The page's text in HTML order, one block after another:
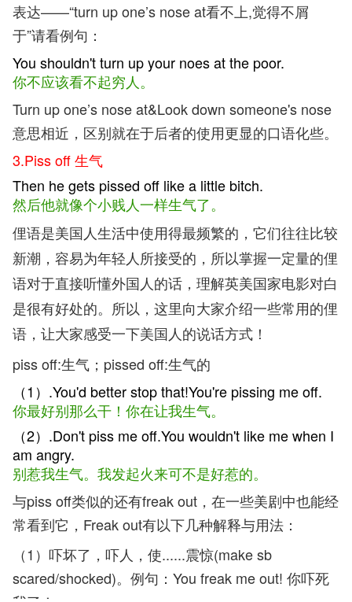
表达——“turn up one’s nose at看不上,觉得不屑
于”请看例句：
You shouldn't turn up your noes at the poor.
你不应该看不起穷人。
Turn up one’s nose at&Look down someone's nose
意思相近，区别就在于后者的使用更显的口语化些。
3.Piss off 生气
Then he gets pissed off like a little bitch.
然后他就像个小贱人一样生气了。
俚语是美国人生活中使用得最频繁的，它们往往比较
新潮，容易为年轻人所接受的，所以掌握一定量的俚
语对于直接听懂外国人的话，理解英美国家电影对白
是很有好处的。所以，这里向大家介绍一些常用的俚
语，让大家感受一下美国人的说话方式！
piss off:生气；pissed off:生气的
（1）.You'd better stop that!You're pissing me off.
你最好别那么干！你在让我生气。
（2）.Don't piss me off.You wouldn't like me when I
am angry.
别惹我生气。我发起火来可不是好惹的。
与piss off类似的还有freak out，在一些美剧中也能经
常看到它，Freak out有以下几种解释与用法：
（1）吓坏了，吓人，使......震惊(make sb
scared/shocked)。例句：You freak me out! 你吓死